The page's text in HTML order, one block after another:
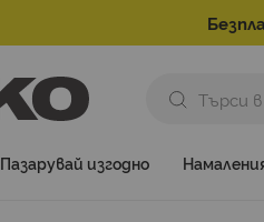
Пазарувай изгодно